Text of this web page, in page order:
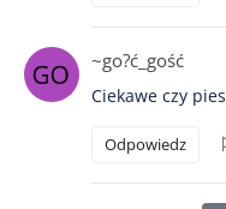
~go?ć_gość
Ciekawe czy
Odpowiedz